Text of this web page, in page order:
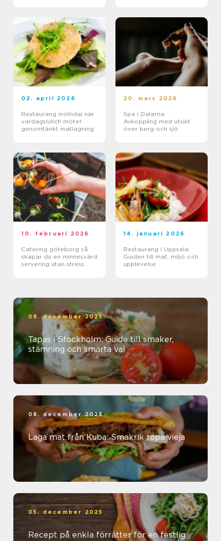
02. april 2026
Restaurang mölndal när
vardagslunch möter
genomtänkt matlagning
20. mars 2026
Spa i Dalarna:
Avkoppling med utsikt
över berg och sjö
10. februari 2026
Catering göteborg så
skapar du en minnesvärd
servering utan stress
14. januari 2026
Restaurang i Uppsala:
Guiden till mat, miljö och
upplevelse
08. december 2025
Tapas i Stockholm: Guide till smaker,
stämning och smarta val
08. december 2025
Laga mat från Kuba: Smakrik ropa vieja
05. december 2025
Recept på enkla förrätter för en festlig